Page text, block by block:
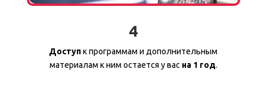
4
Доступк программам и дополнительным
материалам к ним остается у вас на 1 год.